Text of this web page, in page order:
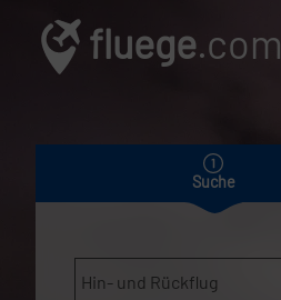
fluege.com
Suche
Hin- und Rückflug